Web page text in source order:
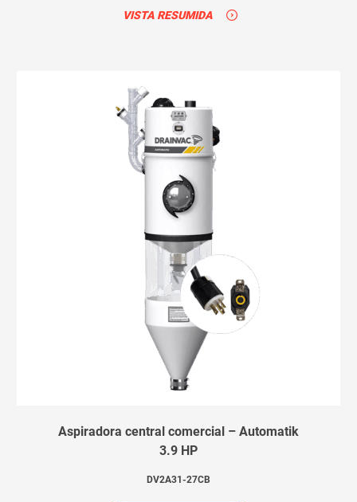
VISTA RESUMIDA
Aspiradora central comercial – Automatik
3.9 HP
DV2A31-27CB